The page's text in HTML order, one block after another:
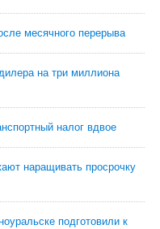
месячного перерыва
на три миллиона
налог вдвое
наращивать просрочку
подготовили к